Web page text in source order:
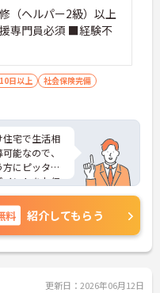
（ヘルパー2級）以上
専門員必須 ■経験不
日以上
社会保険完備
住宅で生活相
能なので、
にピッタリ
ントをお伝
い！
料 紹介してもらう
更新日：2026年06月12日